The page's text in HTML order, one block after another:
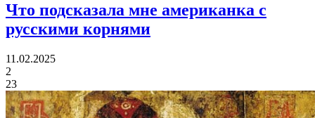
Что подсказала мне американка с
русскими корнями
11.02.2025
2
23